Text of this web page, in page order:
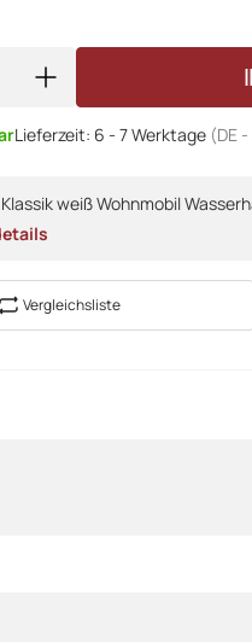
Lieferzeit: 6 - 7 Werktage (DE
weiß Wohnmobil
Vergleichsliste